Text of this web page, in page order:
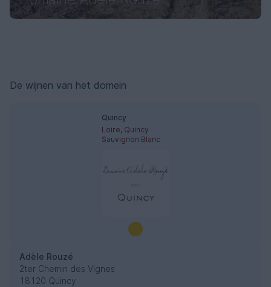
Adèle Rouzé
2ter Chemin des Vignes
18120 Quincy
De wijnen van het domein
Quincy
Loire, Quincy
Sauvignon Blanc